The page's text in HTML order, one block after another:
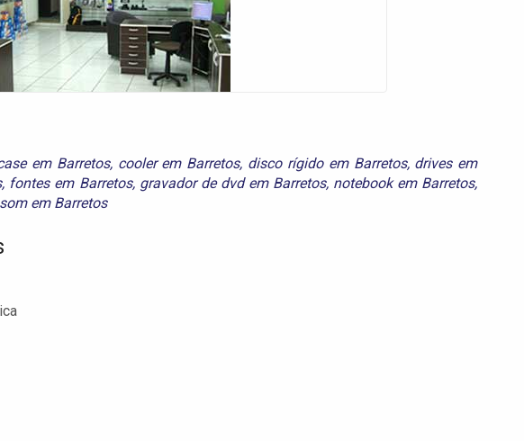
em Barretos, cooler em Barretos, disco rígido em Barretos, drives em
, fontes em Barretos, gravador de dvd em Barretos, notebook em Barretos,
em Barretos